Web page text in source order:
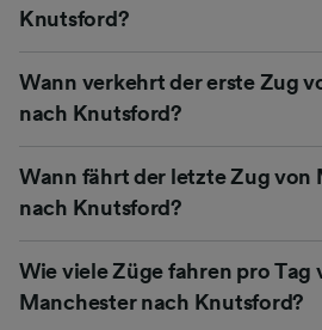
Knutsford?
Wann verkehrt der erste Zug
nach Knutsford?
Wann fährt der letzte Zug von
nach Knutsford?
Wie viele Züge fahren pro Tag
Manchester nach Knutsford?